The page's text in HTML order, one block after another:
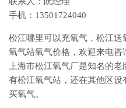
手机：13501724040
松江哪里可以充氧气，松江
氧气站氧气价格，欢迎来电咨
上海市松江氧气厂是知名的老
有松江氧气站，还在其他区设
买氧气。